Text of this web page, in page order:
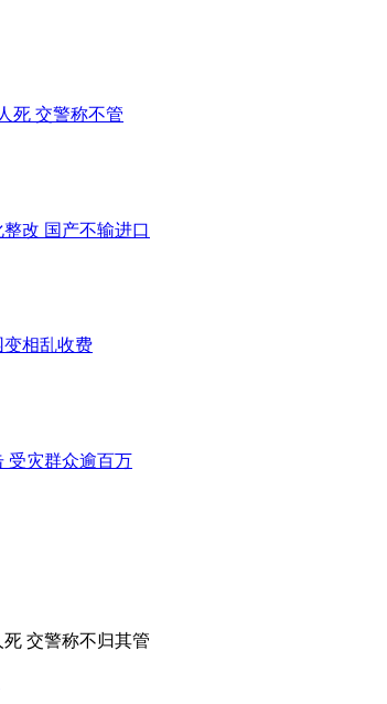
死 交警称不管
改 国产不输进口
相乱收费
受灾群众逾百万
60万"买"承办权
搜索引擎成帮凶
交警称不归其管